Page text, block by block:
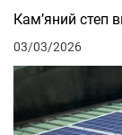
Кам’яний степ
03/03/2026